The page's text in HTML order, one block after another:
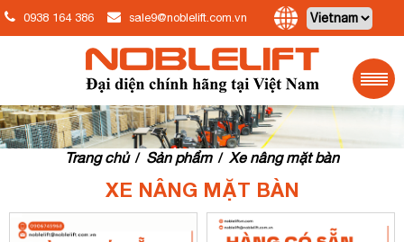
0938 164 386 sale9@noblelift.com.vn
Trang chủ / Sản phẩm / Xe nâng mặt bàn
XE NÂNG MẶT BÀN